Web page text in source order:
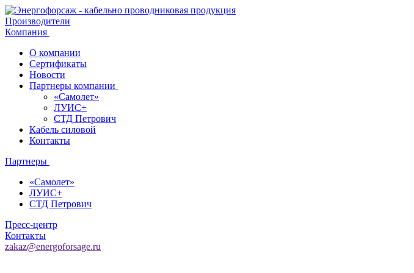
Производители
Компания
О компании
Сертификаты
Новости
Партнеры компании
«Самолет»
ЛУИС+
СТД Петрович
Кабель силовой
Контакты
Партнеры
«Самолет»
ЛУИС+
СТД Петрович
Пресс-центр
Контакты
zakaz@energoforsage.ru